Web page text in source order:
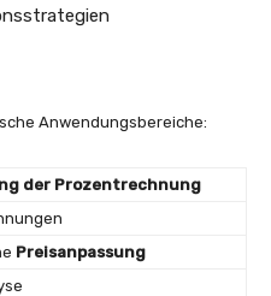
Anwendungsbereiche:
der Prozentrechnung
Preisanpassung